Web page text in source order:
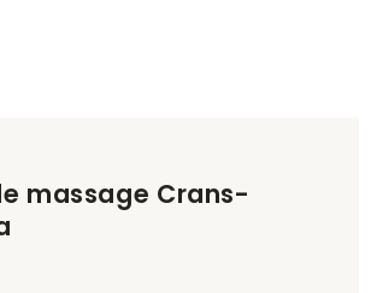
massage Crans-